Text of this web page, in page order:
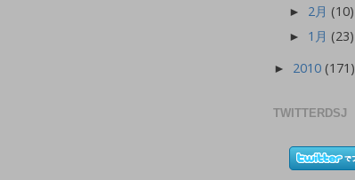
► 2月 (10)
► 1月 (23)
► 2010 (171)
TWITTERDSJ